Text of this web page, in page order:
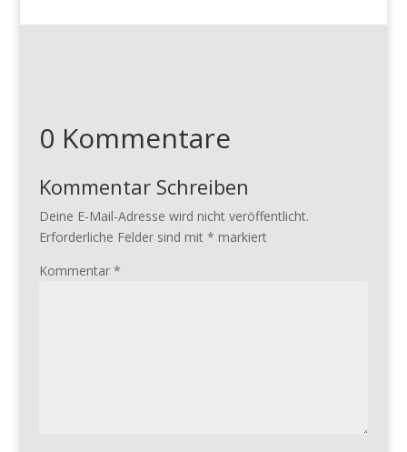
0 Kommentare
Kommentar Schreiben
Deine E-Mail-Adresse wird nicht veröffentlicht.
Erforderliche Felder sind mit * markiert
Kommentar *